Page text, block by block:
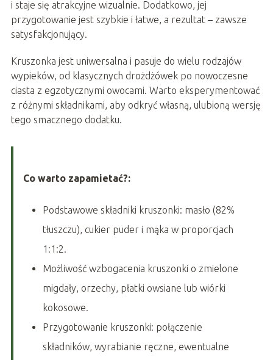
i staje się atrakcyjne wizualnie. Dodatkowo, jej
przygotowanie jest szybkie i łatwe, a rezultat – zawsze
satysfakcjonujący.
Kruszonka jest uniwersalna i pasuje do wielu rodzajów
wypieków, od klasycznych drożdżówek po nowoczesne
ciasta z egzotycznymi owocami. Warto eksperymentować
z różnymi składnikami, aby odkryć własną, ulubioną wersję
tego smacznego dodatku.
Co warto zapamietać?:
Podstawowe składniki kruszonki: masło (82%
tłuszczu), cukier puder i mąka w proporcjach
1:1:2.
Możliwość wzbogacenia kruszonki o zmielone
migdały, orzechy, płatki owsiane lub wiórki
kokosowe.
Przygotowanie kruszonki: połączenie
składników, wyrabianie ręczne, ewentualne